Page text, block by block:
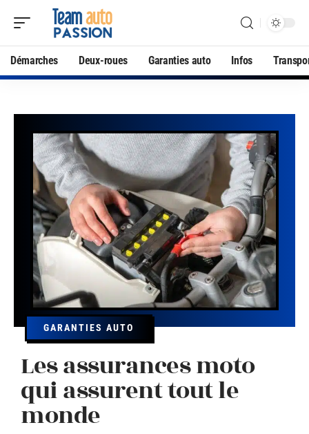
Démarches Deux-roues Garanties auto Infos
GARANTIES AUTO
Les assurances moto
qui assurent tout le
monde